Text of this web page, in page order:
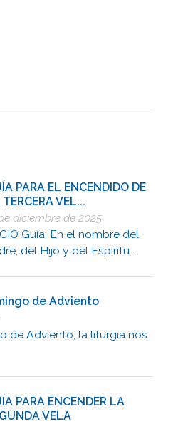
PARA EL ENCENDIDO DE
VEL...
diciembre de 2025
Guía: En el nombre del
del Hijo y del Espíritu ...
de Adviento
de Adviento, la liturgia nos
PARA ENCENDER LA
VELA